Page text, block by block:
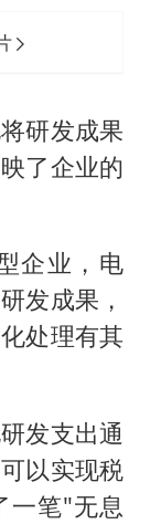
研发成果
了企业的
企业，电
发成果，
处理有其
发支出通
以实现税
一笔"无息